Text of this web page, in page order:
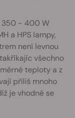
350 - 400 W
a HPS lampy,
není levnou
všechno
teploty a z
příliš mnoho
je vhodné se